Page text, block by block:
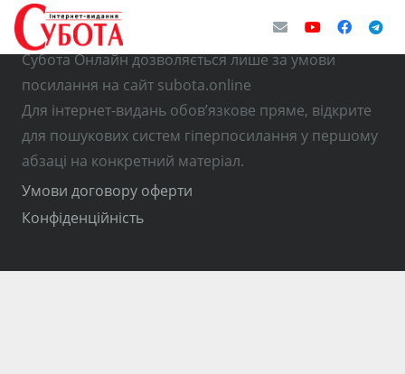
© Використання матеріалів з інтернет-видання
Субота Онлайн дозволяється лише за умови
посилання на сайт subota.online
Для інтернет-видань обов’язкове пряме, відкрите
для пошукових систем гіперпосилання у першому
абзаці на конкретний матеріал.
Умови договору оферти
Конфіденційність